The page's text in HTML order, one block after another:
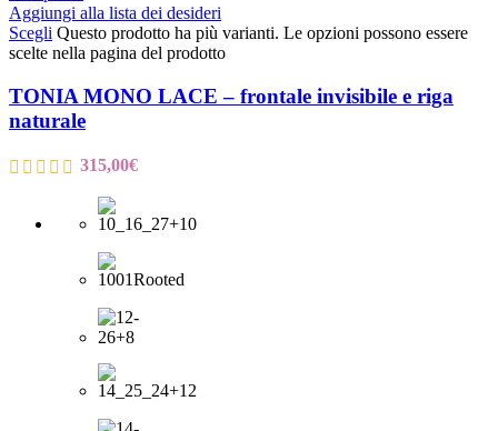
Aggiungi alla lista dei desideri
Scegli Questo prodotto ha più varianti. Le opzioni possono essere
scelte nella pagina del prodotto
TONIA MONO LACE – frontale invisibile e riga
naturale
315,00€